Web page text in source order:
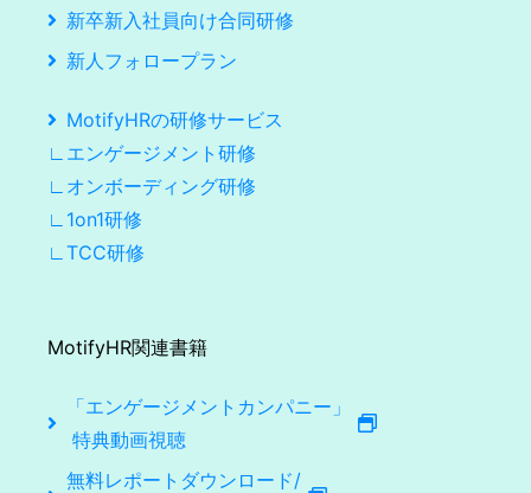
新卒新入社員向け合同研修
新人フォロープラン
MotifyHRの研修サービス
∟エンゲージメント研修
∟オンボーディング研修
∟1on1研修
∟TCC研修
MotifyHR関連書籍
「エンゲージメントカンパニー」
特典動画視聴
無料レポートダウンロード/